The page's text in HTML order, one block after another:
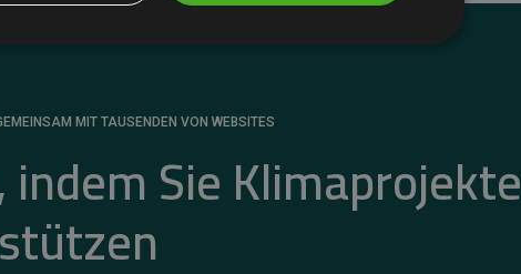
MIT TAUSENDEN VON WEBSITES
Sie Klimaprojekte